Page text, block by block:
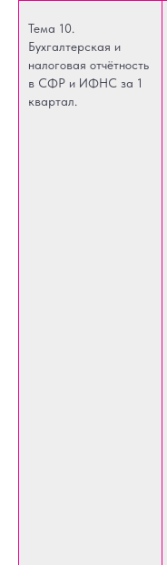
Тема 10.
Бухгалтерская и
налоговая отчётность
в СФР и ИФНС за 1
квартал.